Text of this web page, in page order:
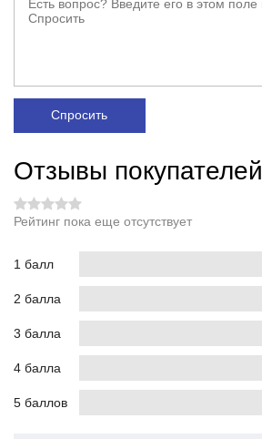
Спросить
Отзывы покупателей
Рейтинг пока еще отсутствует
1 балл
2 балла
3 балла
4 балла
5 баллов